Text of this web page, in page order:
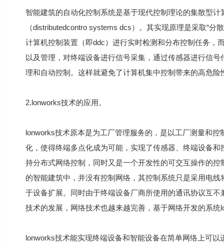
智能建筑的自动化控制系统是基于现代控制理论的集散型
（distributedcontro systems dcs）。其实现原理是采取“
计算机控制装置（即ddc）进行实时检测和分布控制任务，
以及管理，对终端设备进行信号采集，通过传感器进行信
理和自动控制。这样就避免了计算机集中控制带来的高危
2.lonworks技术的应用。
lonworks技术原本是为工厂管理服务的，是以工厂测量和
化，使得终端多点化成为可能，实现了传感器、终端设备
持分布式网络控制，同时又是一个开发性的可交互操作的
的智能建筑中，并没有控制网络，其控制系统只是采用电
于设备扩展。同时由于终端设备厂商所使用的通讯协议互
技术的发展，网络技术也越来越完善，基于网络开发的系
lonworks技术能实现终端设备和智能设备在简单网络上可